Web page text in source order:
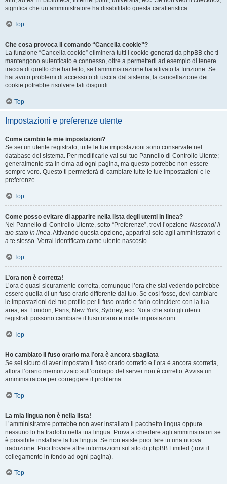
significa che un amministratore ha disabilitato questa caratteristica.
Top
Che cosa provoca il comando “Cancella cookie”?
La funzione “Cancella cookie” eliminerà tutti i cookie generati da phpBB che ti
mantengono autenticato e connesso, oltre a permetterti ad esempio di tenere
traccia di quello che hai letto, se l’amministrazione ha attivato la funzione. Se
hai avuto problemi di accesso o di uscita dal sistema, la cancellazione dei
cookie potrebbe risolvere tali disguidi.
Top
Impostazioni e preferenze utente
Come cambio le mie impostazioni?
Se sei un utente registrato, tutte le tue impostazioni sono conservate nel
database del sistema. Per modificarle vai sul tuo Pannello di Controllo Utente;
generalmente sta in cima ad ogni pagina, ma questo potrebbe non essere
sempre vero. Questo ti permetterà di cambiare tutte le tue impostazioni e le
preferenze.
Top
Come posso evitare di apparire nella lista degli utenti in linea?
Nel Pannello di Controllo Utente, sotto “Preferenze”, trovi l’opzione Nascondi il
tuo stato in linea. Attivando questa opzione, apparirai solo agli amministratori e
a te stesso. Verrai identificato come utente nascosto.
Top
L’ora non è corretta!
L’ora è quasi sicuramente corretta, comunque l’ora che stai vedendo potrebbe
essere quella di un fuso orario differente dal tuo. Se così fosse, devi cambiare
le impostazioni del tuo profilo per il fuso orario e farlo coincidere con la tua
area, es. London, Paris, New York, Sydney, ecc. Nota che solo gli utenti
registrati possono cambiare il fuso orario e molte impostazioni.
Top
Ho cambiato il fuso orario ma l’ora è ancora sbagliata
Se sei sicuro di aver impostato il fuso orario corretto e l’ora è ancora scorretta,
allora l’orario memorizzato sull’orologio del server non è corretto. Avvisa un
amministratore per correggere il problema.
Top
La mia lingua non è nella lista!
L’amministratore potrebbe non aver installato il pacchetto lingua oppure
nessuno lo ha tradotto nella tua lingua. Prova a chiedere agli amministratori se
è possibile installare la tua lingua. Se non esiste puoi fare tu una nuova
traduzione. Puoi trovare altre informazioni sul sito di phpBB Limited (trovi il
collegamento in fondo ad ogni pagina).
Top